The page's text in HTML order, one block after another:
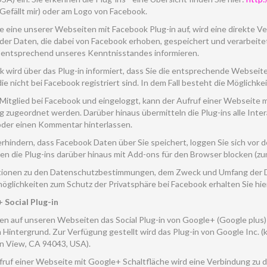
mir) oder am Logo von Facebook.
eine unserer Webseiten mit Facebook Plug-in auf, wird eine direkte
Daten, die dabei von Facebook erhoben, gespeichert und
unseres Kenntnisstandes informieren.
wird über das Plug-in informiert, dass Sie die entsprechende
nicht bei Facebook registriert sind. In dem Fall besteht die
bei Facebook und eingeloggt, kann der Aufruf einer Webseite
zugeordnet werden. Darüber hinaus übermitteln die Plug-ins alle
einen Kommentar hinterlassen.
dass Facebook Daten über Sie speichert, loggen Sie sich
die Plug-ins darüber hinaus mit Add-ons für den Browser blocken
zu den Datenschutzbestimmungen, dem Zweck und Umfang
zum Schutz der Privatsphäre bei Facebook erhalten Sie
Social Plug-in
auf unseren Webseiten das Social Plug-in von Google+ (Google
Hintergrund. Zur Verfügung gestellt wird das Plug-in von Google Inc.
View, CA 94043, USA).
einer Webseite mit Google+ Schaltfläche wird eine Verbindung